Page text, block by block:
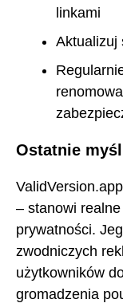
linkami
Aktualizuj
Ostatnie
– stanowi
prywatności.
zwodniczych
użytkowników
gromadzenia